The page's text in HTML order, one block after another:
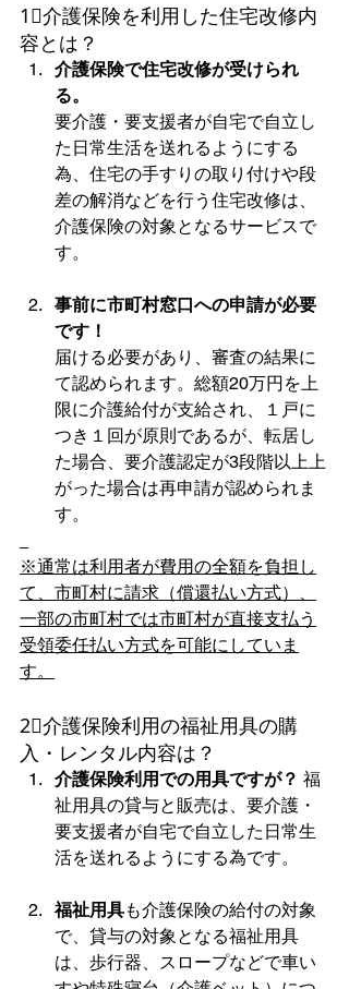
1⃣介護保険を利用した住宅改修内
容とは？
介護保険で住宅改修が受けられ
る。
要介護・要支援者が自宅で自立し
た日常生活を送れるようにする
為、住宅の手すりの取り付けや段
差の解消などを行う住宅改修は、
介護保険の対象となるサービスで
す。
事前に市町村窓口への申請が必要
です！
届ける必要があり、審査の結果に
て認められます。総額20万円を上
限に介護給付が支給され、１戸に
つき１回が原則であるが、転居し
た場合、要介護認定が3段階以上上
がった場合は再申請が認められま
す。
※通常は利用者が費用の全額を負担し
て、市町村に請求（償還払い方式）、
一部の市町村では市町村が直接支払う
受領委任払い方式を可能にしていま
す。
2⃣介護保険利用の福祉用具の購
入・レンタル内容は？
介護保険利用での用具ですが？ 福
祉用具の貸与と販売は、要介護・
要支援者が自宅で自立した日常生
活を送れるようにする為です。
福祉用具も介護保険の給付の対象
で、貸与の対象となる福祉用具
は、歩行器、スロープなどで車い